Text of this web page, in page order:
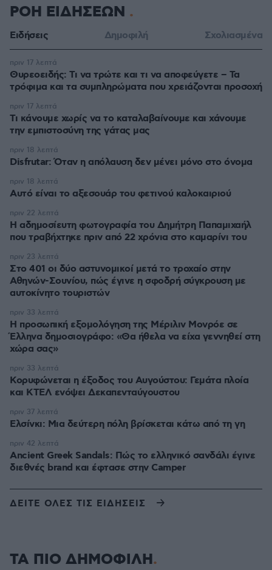
ΡΟΗ ΕΙΔΗΣΕΩΝ
Ειδήσεις Δημοφιλή Σχολιασμένα
Θυρεοειδής: Τι να τρώτε και τι να αποφεύγετε – Τα
τρόφιμα και τα συμπληρώματα που χρειάζονται προσοχή
πριν 17 λεπτά
Τι κάνουμε χωρίς να το καταλαβαίνουμε και χάνουμε
την εμπιστοσύνη της γάτας μας
πριν 17 λεπτά
Disfrutar: Όταν η απόλαυση δεν μένει μόνο στο όνομα
πριν 18 λεπτά
Αυτό είναι το αξεσουάρ του φετινού καλοκαιριού
πριν 18 λεπτά
Η αδημοσίευτη φωτογραφία του Δημήτρη Παπαμιχαήλ
που τραβήχτηκε πριν από 22 χρόνια στο καμαρίνι του
πριν 22 λεπτά
Στο 401 οι δύο αστυνομικοί μετά το τροχαίο στην
Αθηνών-Σουνίου, πώς έγινε η σφοδρή σύγκρουση με
αυτοκίνητο τουριστών
πριν 23 λεπτά
Η προσωπική εξομολόγηση της Μέριλιν Μονρόε σε
Έλληνα δημοσιογράφο: «Θα ήθελα να είχα γεννηθεί στη
χώρα σας»
πριν 33 λεπτά
Κορυφώνεται η έξοδος του Αυγούστου: Γεμάτα πλοία
και ΚΤΕΛ ενόψει Δεκαπενταύγουστου
πριν 33 λεπτά
Ελσίνκι: Mια δεύτερη πόλη βρίσκεται κάτω από τη γη
πριν 37 λεπτά
Ancient Greek Sandals: Πώς το ελληνικό σανδάλι έγινε
διεθνές brand και έφτασε στην Camper
πριν 42 λεπτά
ΔΕΙΤΕ ΟΛΕΣ ΤΙΣ ΕΙΔΗΣΕΙΣ
ΤΑ ΠΙΟ ΔΗΜΟΦΙΛΗ